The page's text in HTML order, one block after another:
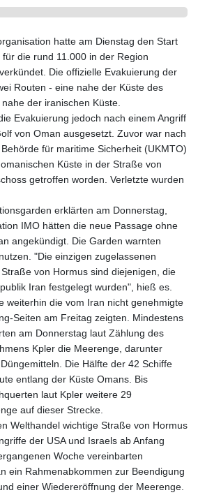
hatte am Dienstag den Start
die rund 11.000 in der Region
Die offizielle Evakuierung der
Routen - eine nahe der Küste des
der iranischen Küste.
Evakuierung jedoch nach einem Angriff
von Oman ausgesetzt. Zuvor war nach
für maritime Sicherheit (UKMTO)
Küste in der Straße von
getroffen worden. Verletzte wurden
erklärten am Donnerstag,
IMO hätten die neue Passage ohne
angekündigt. Die Garden warnten
"Die einzigen zugelassenen
von Hormus sind diejenigen, die
Iran festgelegt wurden", hieß es.
weiterhin die vom Iran nicht genehmigte
Seiten am Freitag zeigten. Mindestens
am Donnerstag laut Zählung des
Kpler die Meerenge, darunter
Die Hälfte der 42 Schiffe
entlang der Küste Omans. Bis
laut Kpler weitere 29
auf dieser Strecke.
Welthandel wichtige Straße von Hormus
der USA und Israels ab Anfang
Woche vereinbarten
ein Rahmenabkommen zur Beendigung
einer Wiedereröffnung der Meerenge.